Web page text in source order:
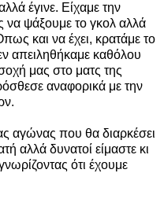
έγινε. Είχαμε την
να ψάξουμε το γκολ αλλά
και να έχει, κρατάμε το
απειληθήκαμε καθόλου
μας στο ματς της
αναφορικά με την
αγώνας που θα διαρκέσει
αλλά δυνατοί είμαστε κι
ότι έχουμε